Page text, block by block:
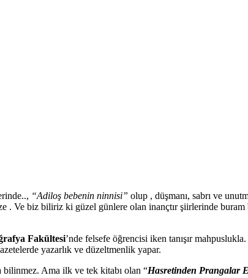
“Adiloş bebenin ninnisi” olup , düşmanı, sabrı ve
. Ve biz biliriz ki güzel günlere olan inançtır şiirlerinde buram
Fakültesi’nde felsefe öğrencisi iken tanışır
yazarlık ve düzeltmenlik yapar.
Ama ilk ve tek kitabı olan “Hasretinden Prangalar